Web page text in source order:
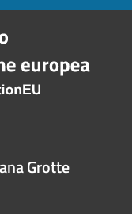
Grotte